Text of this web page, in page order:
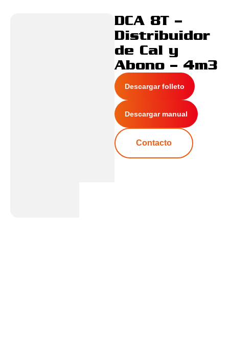
DCA 8T –
Distribuidor
de Cal y
Abono – 4m3
Descargar folleto
Descargar manual
Contacto